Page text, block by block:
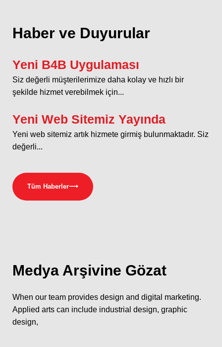
Haber ve Duyurular
Yeni B4B Uygulaması
Siz değerli müşterilerimize daha kolay ve hızlı bir
şekilde hizmet verebilmek için...
Yeni Web Sitemiz Yayında
Yeni web sitemiz artık hizmete girmiş bulunmaktadır. Siz
değerli...
Tüm Haberler⟶
Medya Arşivine Gözat
When our team provides design and digital marketing.
Applied arts can include industrial design, graphic
design,